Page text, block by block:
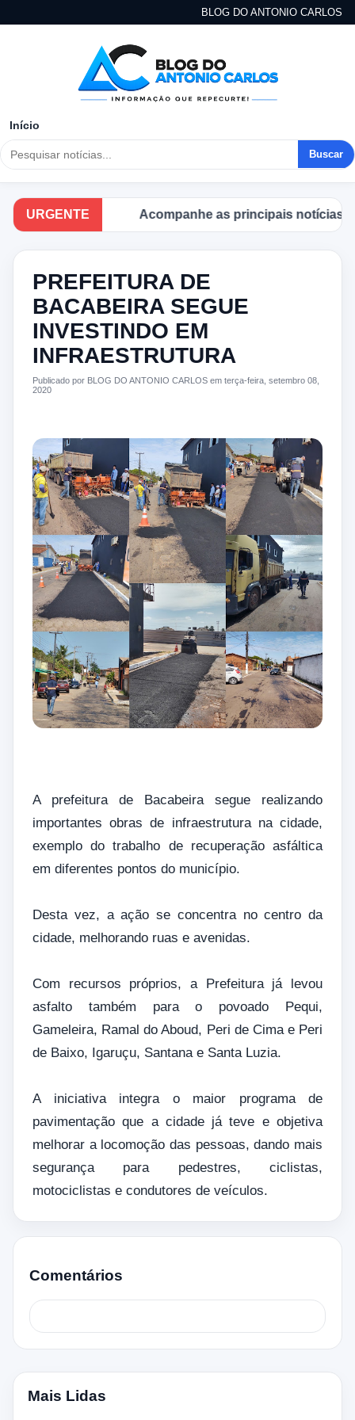
BLOG DO ANTONIO CARLOS
Início
Buscar
URGENTE Acompanhe as principais notícias no
PREFEITURA DE
BACABEIRA SEGUE
INVESTINDO EM
INFRAESTRUTURA
Publicado por BLOG DO ANTONIO CARLOS em terça-feira, setembro 08,
2020
A prefeitura de Bacabeira segue realizando
importantes obras de infraestrutura na cidade,
exemplo do trabalho de recuperação asfáltica
em diferentes pontos do município.
Desta vez, a ação se concentra no centro da
cidade, melhorando ruas e avenidas.
Com recursos próprios, a Prefeitura já levou
asfalto também para o povoado Pequi,
Gameleira, Ramal do Aboud, Peri de Cima e Peri
de Baixo, Igaruçu, Santana e Santa Luzia.
A iniciativa integra o maior programa de
pavimentação que a cidade já teve e objetiva
melhorar a locomoção das pessoas, dando mais
segurança para pedestres, ciclistas,
motociclistas e condutores de veículos.
Comentários
Mais Lidas